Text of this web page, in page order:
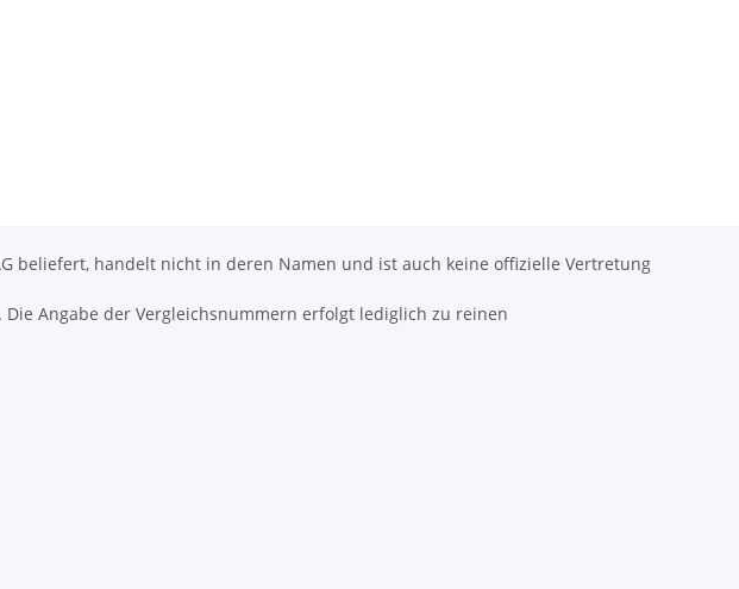
beliefert, handelt nicht in deren Namen und ist auch keine offizielle Vertretung
Angabe der Vergleichsnummern erfolgt lediglich zu reinen